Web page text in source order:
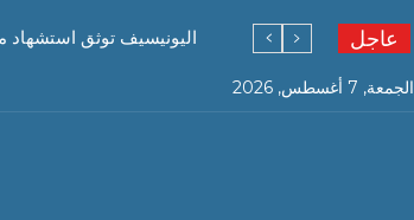
عاجل اليونيسيف توثق استشهاد ما لا يقل عن 300 طفل في
الجمعة, 7 أغسطس, 2026